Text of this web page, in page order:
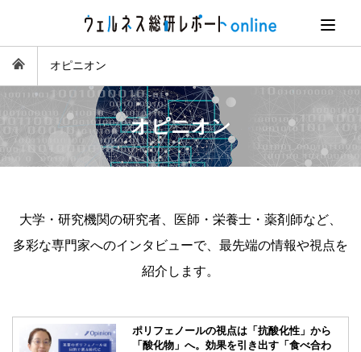
オピニオン
オピニオン
大学・研究機関の研究者、医師・栄養士・薬剤師など、
多彩な専門家へのインタビューで、最先端の情報や視点を
紹介します。
ポリフェノールの視点は「抗酸化性」から
「酸化物」へ。効果を引き出す「食べ合わ